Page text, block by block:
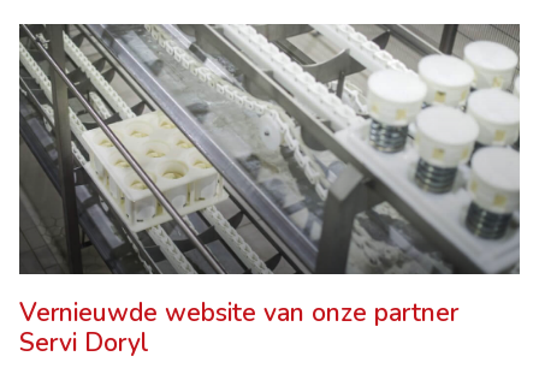
Vernieuwde website van onze partner
Servi Doryl